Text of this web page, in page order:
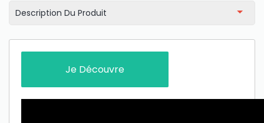
Description Du Produit
Je Découvre